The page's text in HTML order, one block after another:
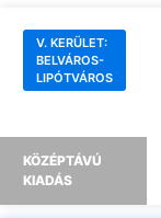
V. KERÜLET:
BELVÁROS-
LIPÓTVÁROS
KÖZÉPTÁVÚ
KIADÁS